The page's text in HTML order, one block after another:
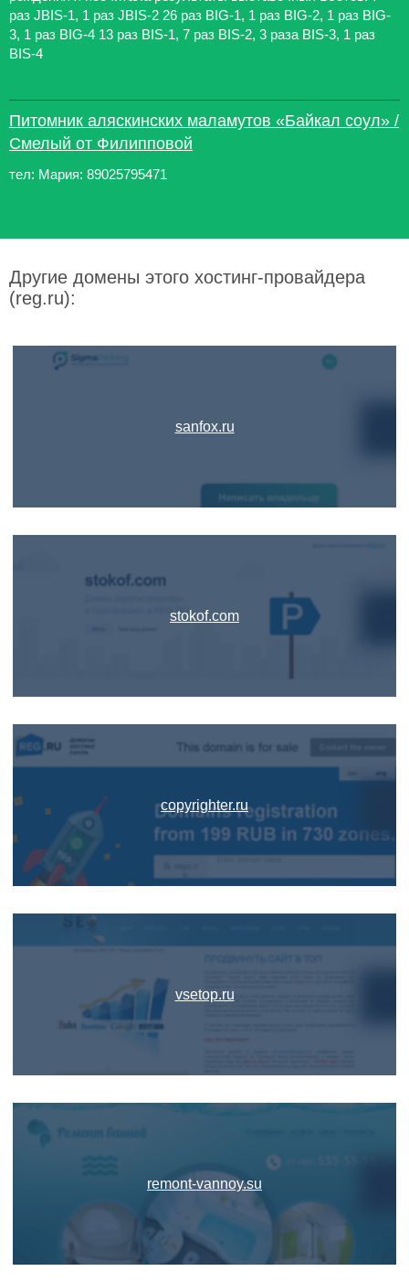
раз JBIS-1, 1 раз JBIS-2 26 раз BIG-1, 1 раз BIG-2, 1 раз BIG-
3, 1 раз BIG-4 13 раз BIS-1, 7 раз BIS-2, 3 раза BIS-3, 1 раз
BIS-4
Питомник аляскинских маламутов «Байкал соул» /
Смелый от Филипповой
тел: Мария: 89025795471
Другие домены этого хостинг-провайдера
(reg.ru):
sanfox.ru
stokof.com
copyrighter.ru
vsetop.ru
remont-vannoy.su